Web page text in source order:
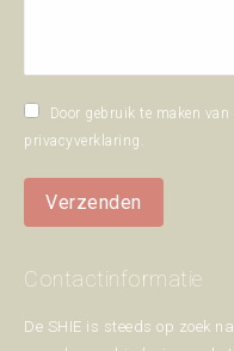
Door gebruik te maken
privacyverklaring
Verzenden
Contactinformatie
De SHIE is steeds op zoek